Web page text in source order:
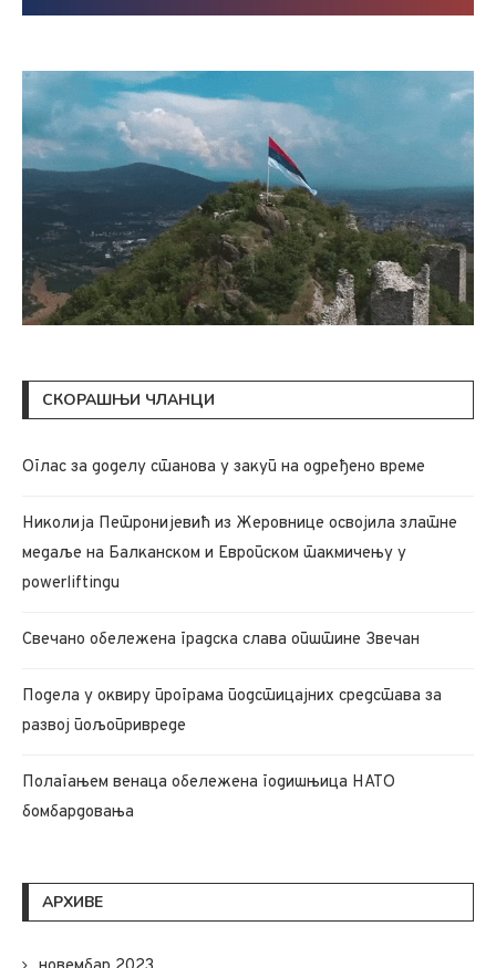
СКОРАШЊИ ЧЛАНЦИ
Oглас за доделу станова у закуп на одређено време
Николија Петронијевић из Жеровнице освојила златне
медаље на Балканском и Европском такмичењу у
powerliftingu
Свечано обележена градска слава општине Звечан
Подела у оквиру програма подстицајних средстава за
развој пољопривреде
Полагањем венаца обележена годишњица НАТО
бомбардовања
АРХИВЕ